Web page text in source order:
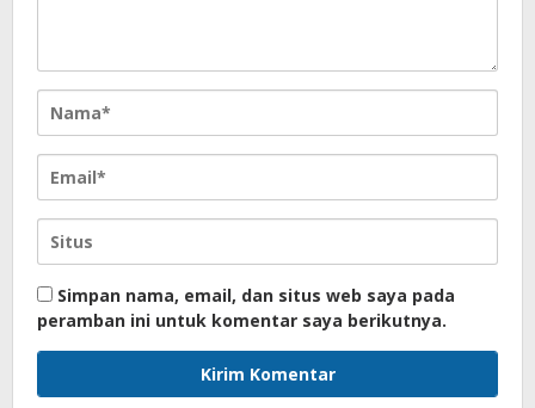
Simpan nama, email, dan situs web saya pada
peramban ini untuk komentar saya berikutnya.